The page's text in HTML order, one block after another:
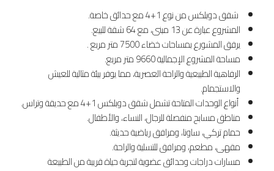
شقق دوبلكس من نوع 1+4 مع حدائق خاصة.
المشروع عبارة عن 13 مبنى، مع 64 شقة للبيع.
يرفق المشورع بمساحات خضاء 7500 متر مربع .
مساحة المشروع الإجمالية 9660 متر مربع.
الرفاهية الطبيعية والراحة العصرية، مما يوفر بيئة مثالية للعيش
والاستجمام.
أنواع الوحدات المتاحة تشمل شقق دوبلكس 1+4 مع حديقة وتراس.
مناطق مسابح منفصلة للرجال، النساء، والأطفال.
حمام تركي، ساونا، ومرافق رياضية حديثة.
مقهى، مطعم، ومرافق للتسلية والراحة.
مسارات دراجات وحدائق عضوية لتجربة حياة قريبة من الطبيعة